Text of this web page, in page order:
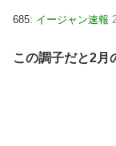
685: イージャン速報
この調子だと2月